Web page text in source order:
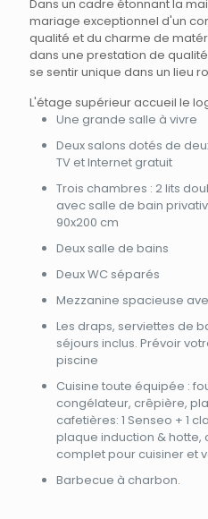
Dans un cadre étonnant la
mariage exceptionnel d'un
qualité et du charme de
dans une prestation de
se sentir unique dans un lieu
L'étage supérieur accueil le
Une grande salle à vivre
Deux salons dotés de
TV et Internet gratuit
Trois chambres : 2 lits
avec salle de bain
90x200 cm
Deux salle de bains
Deux WC séparés
Mezzanine spacieuse
Les draps, serviettes de
séjours inclus. Prévoir
piscine
Cuisine toute équipée :
congélateur, crêpière,
cafetières: 1 Senseo + 1
plaque induction &
complet pour cuisiner et
Barbecue à charbon.